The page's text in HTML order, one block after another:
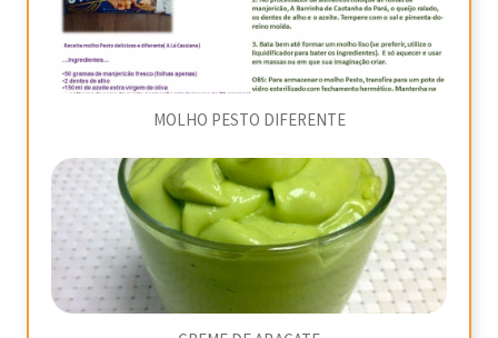
MOLHO PESTO DIFERENTE